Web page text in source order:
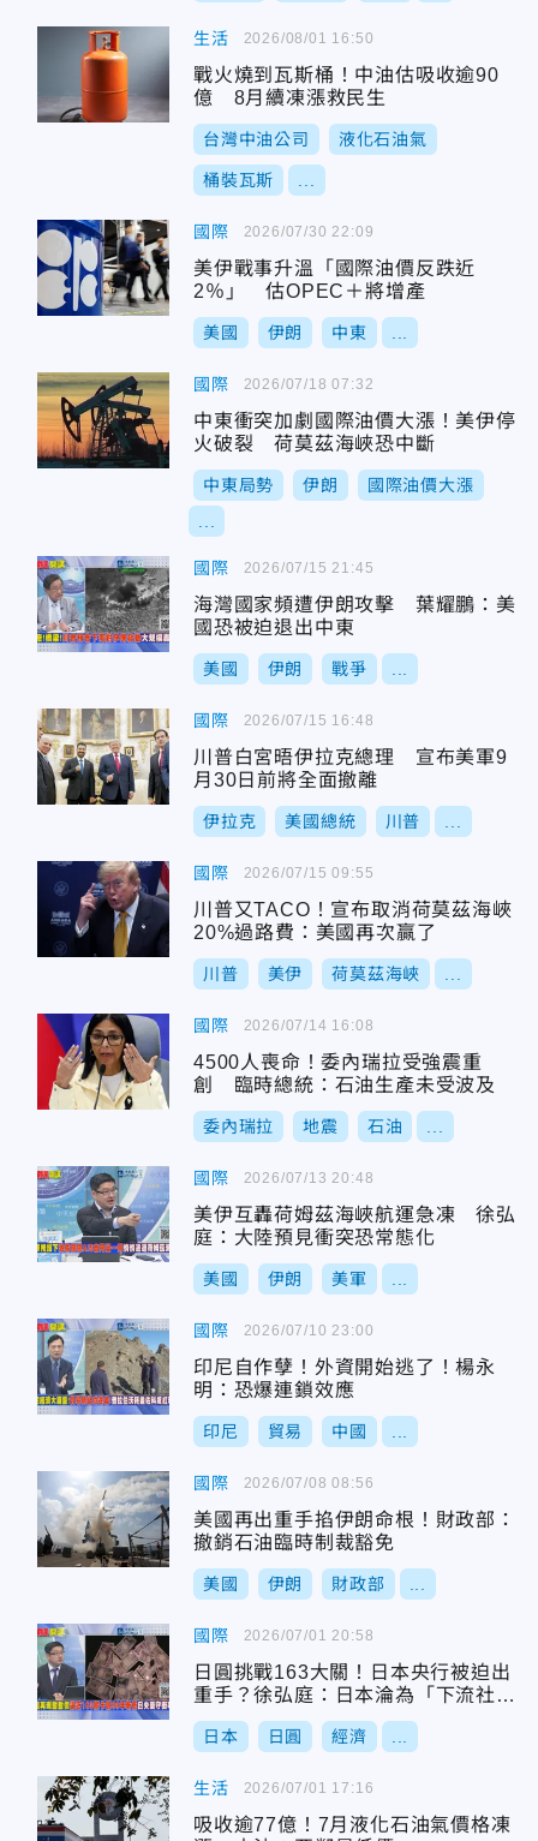
生活
戰火燒到瓦斯桶！中油估吸收逾90
億 8月續凍漲救民生
台灣中油公司 液化石油氣
桶裝瓦斯
2026/08/01 16:50
國際
美伊戰事升溫「國際油價反跌近
2％」 估OPEC＋將增產
美國 伊朗 中東
2026/07/30 22:09
國際
中東衝突加劇國際油價大漲！美伊停
火破裂 荷莫茲海峽恐中斷
中東局勢 伊朗 國際油價大漲
2026/07/18 07:32
國際
海灣國家頻遭伊朗攻擊 葉耀鵬：美
國恐被迫退出中東
美國 伊朗 戰爭
2026/07/15 21:45
國際
川普白宮晤伊拉克總理 宣布美軍9
月30日前將全面撤離
伊拉克 美國總統 川普
2026/07/15 16:48
國際
川普又TACO！宣布取消荷莫茲海峽
20%過路費：美國再次贏了
川普 美伊 荷莫茲海峽
2026/07/15 09:55
國際
4500人喪命！委內瑞拉受強震重
創 臨時總統：石油生產未受波及
委內瑞拉 地震 石油
2026/07/14 16:08
國際
美伊互轟荷姆茲海峽航運急凍 徐弘
庭：大陸預見衝突恐常態化
美國 伊朗 美軍
2026/07/13 20:48
國際
印尼自作孽！外資開始逃了！楊永
明：恐爆連鎖效應
印尼 貿易 中國
2026/07/10 23:00
國際
美國再出重手掐伊朗命根！財政部：
撤銷石油臨時制裁豁免
美國 伊朗 財政部
2026/07/08 08:56
國際
日圓挑戰163大關！日本央行被迫出
重手？徐弘庭：日本淪為「下流社
會」
日本 日圓 經濟
2026/07/01 20:58
生活
吸收逾77億！7月液化石油氣價格凍
2026/07/01 17:16